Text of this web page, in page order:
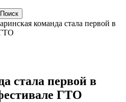
команда стала первой в
стала первой в
ГТО